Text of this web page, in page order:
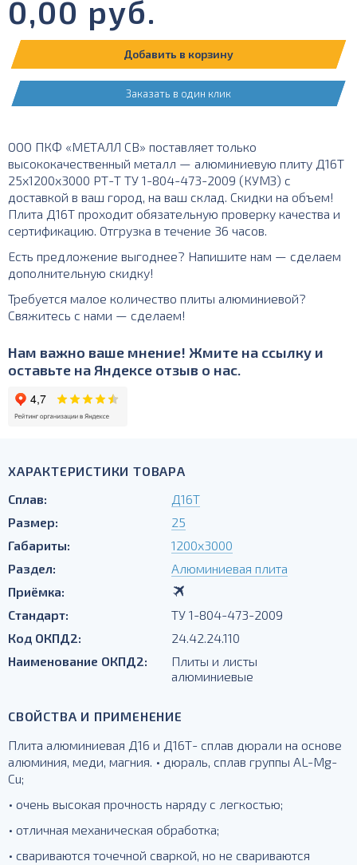
0,00 руб.
Добавить в корзину
Заказать в один клик
ООО ПКФ «МЕТАЛЛ СВ» поставляет только
высококачественный металл — алюминиевую плиту Д16Т
25х1200х3000 РТ-Т ТУ 1-804-473-2009 (КУМЗ) с
доставкой в ваш город, на ваш склад. Скидки на объем!
Плита Д16Т проходит обязательную проверку качества и
сертификацию. Отгрузка в течение 36 часов.
Есть предложение выгоднее? Напишите нам — сделаем
дополнительную скидку!
Требуется малое количество плиты алюминиевой?
Свяжитесь с нами — сделаем!
Нам важно ваше мнение! Жмите на ссылку и
оставьте на Яндексе отзыв о нас.
ХАРАКТЕРИСТИКИ ТОВАРА
Сплав:
Д16Т
Размер:
25
Габариты:
1200х3000
Раздел:
Алюминиевая плита
Приёмка:
Стандарт:
ТУ 1-804-473-2009
Код ОКПД2:
24.42.24.110
Наименование ОКПД2:
Плиты и листы
алюминиевые
СВОЙСТВА И ПРИМЕНЕНИЕ
Плита алюминиевая Д16 и Д16Т- сплав дюрали на основе
алюминия, меди, магния. • дюраль, сплав группы AL-Mg-
Cu;
• очень высокая прочность наряду с легкостью;
• отличная механическая обработка;
• свариваются точечной сваркой, но не свариваются